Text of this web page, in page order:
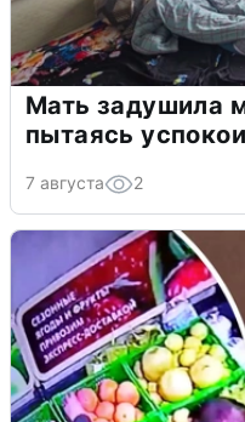
Мать задушила
пытаясь
7 августа 2